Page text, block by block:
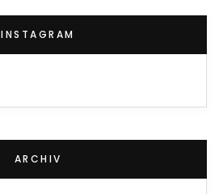
INSTAGRAM
ARCHIV